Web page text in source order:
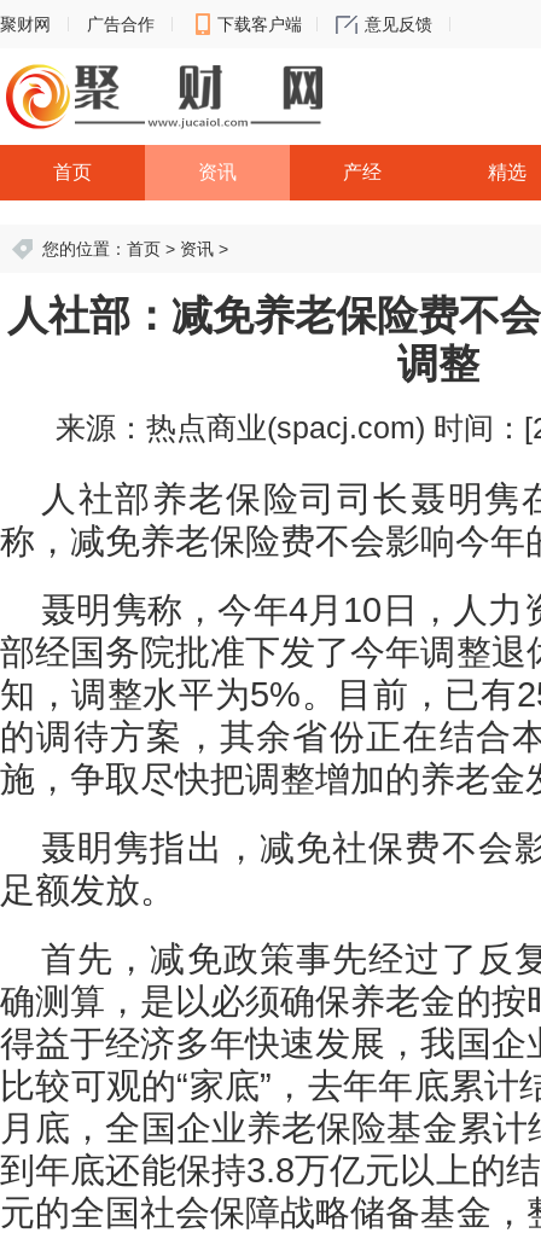
聚财网 广告合作 下载客户端 意见反馈
首页 资讯 产经 精选
您的位置： 首页 > 资讯 >
人社部：减免养老保险费不
调整
来源：热点商业(spacj.com) 时间：
人社部养老保险司司长聂明隽
称，减免养老保险费不会影响今年
聂明隽称，今年4月10日，人力
部经国务院批准下发了今年调整
知，调整水平为5%。目前，已有
的调待方案，其余省份正在结合
施，争取尽快把调整增加的养老金
聂眀隽指出，减免社保费不会
足额发放。
首先，减免政策事先经过了反
确测算，是以必须确保养老金的
得益于经济多年快速发展，我国
比较可观的“家底”，去年年底累
月底，全国企业养老保险基金累
到年底还能保持3.8万亿元以上的
元的全国社会保障战略储备基金